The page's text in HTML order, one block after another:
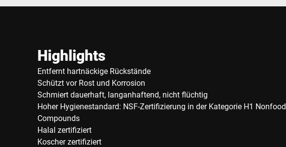
Highlights
Entfernt hartnäckige Rückstände
Schützt vor Rost und Korrosion
Schmiert dauerhaft, langanhaftend, nicht flüchtig
Hoher Hygienestandard: NSF-Zertifizierung in der Kategorie H1 Nonfood
Compounds
Halal zertifiziert
Koscher zertifiziert